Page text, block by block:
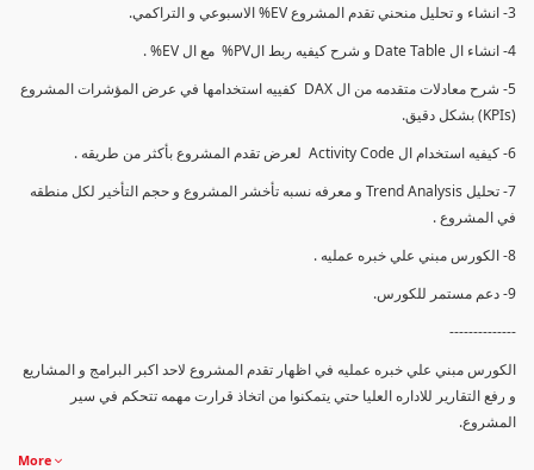
3- انشاء و تحليل منحني تقدم المشروع EV% الاسبوعي و التراكمي.
4- انشاء ال Date Table و شرح كيفيه ربط الPV% مع ال EV% .
5- شرح معادلات متقدمه من ال DAX كفييه استخدامها في عرض المؤشرات المشروع
(KPIs) بشكل دقيق.
6- كيفيه استخدام ال Activity Code لعرض تقدم المشروع بأكثر من طريقه .
7- تحليل Trend Analysis و معرفه نسبه تأخشر المشروع و حجم التأخير لكل منطقه
في المشروع .
8- الكورس مبني علي خبره عمليه .
9- دعم مستمر للكورس.
--------------
الكورس مبني علي خبره عمليه في اظهار تقدم المشروع لاحد اكبر البرامج و المشاريع
و رفع التقارير للاداره العليا حتي يتمكنوا من اتخاذ قرارت مهمه تتحكم في سير
المشروع.
More